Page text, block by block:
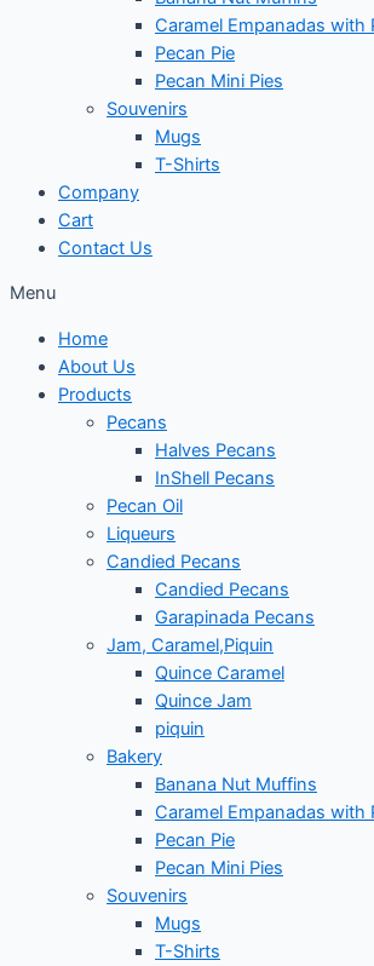
Caramel Empanadas with
Pecan Pie
Pecan Mini Pies
Souvenirs
Mugs
T-Shirts
Company
Cart
Contact Us
Menu
Home
About Us
Products
Pecans
Halves Pecans
InShell Pecans
Pecan Oil
Liqueurs
Candied Pecans
Candied Pecans
Garapinada Pecans
Jam, Caramel,Piquin
Quince Caramel
Quince Jam
piquin
Bakery
Banana Nut Muffins
Caramel Empanadas with
Pecan Pie
Pecan Mini Pies
Souvenirs
Mugs
T-Shirts